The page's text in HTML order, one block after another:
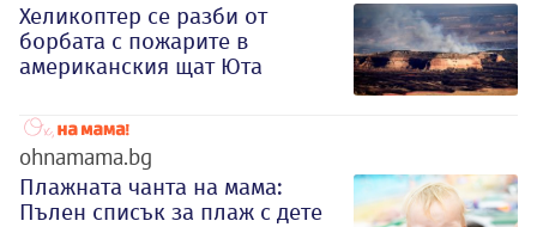
Хеликоптер се разби от
борбата с пожарите в
американския щат Юта
ohnamama.bg
Плажната чанта на мама:
Пълен списък за плаж с дете